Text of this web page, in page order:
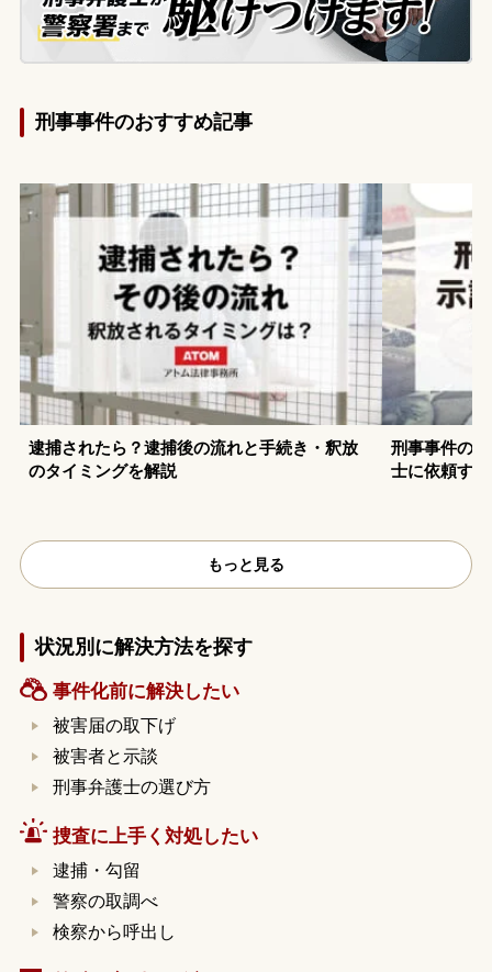
刑事事件のおすすめ記事
逮捕されたら？逮捕後の流れと手続き・釈放
のタイミングを解説
刑事事件の
士に依頼す
もっと見る
状況別に解決方法を探す
事件化前に解決したい
被害届の取下げ
被害者と示談
刑事弁護士の選び方
捜査に上手く対処したい
逮捕・勾留
警察の取調べ
検察から呼出し